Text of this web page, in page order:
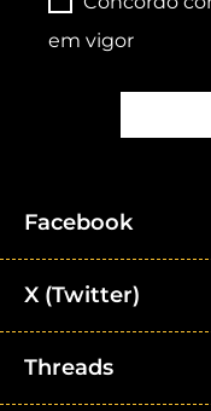
em vigor
Facebook
X (Twitter)
Threads